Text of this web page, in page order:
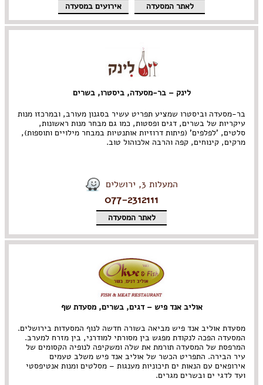
לאתר המסעדה אירועים במסעדה
לינק – בר-מסעדה, ביסטרו, בשרים
בר-מסעדה וביסטרו שמציע תפריט עשיר בסגנון מעורב, ובמרכזו מנות
עיקריות של בשרים, דגים ופסטות, כמו גם מבחר מנות ראשונות,
סלטים, 'לפלפים' (פיתות דרוזיות אותנטיות במבחר מילויים ותוספות),
מרקים, קינוחים, קפה והרבה אלכוהול טוב.
המעלות 3, ירושלים
077-2312111
לאתר המסעדה
אוליב אנד פיש – דגים, בשרים, מסעדת שף
מסעדת אוליב אנד פיש מביאה בשורה חדשה לנוף המסעדות בירושלים.
המסעדה הפכה לנקודת מפגש בין מסורתי למודרני, בין מזרח למערב.
המרפסת של המסעדה תורמת את שלה ומשקיפה לנופיה הקסומים של
עיר הבירה. התפריט הכשר של אוליב אנד פיש משלב טעמים
אירופאים עם הנאות ים תיכוניות מענגות – מסלטים ומנות אנטיפסטי
ועד לדגי ים ובשרים מגרים.